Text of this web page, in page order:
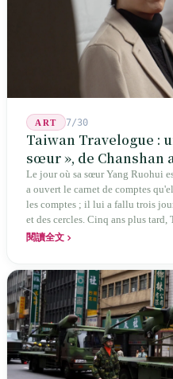
ART 7/30
Taiwan Travelogue :
sœur », de Chanshan
Le jour où sa sœur Yang Ruohui
a ouvert le carnet de comptes
les comptes ; il lui a fallu trois
et des cercles. Cinq ans plus
Chanshan, portait la mention «
traduit un livre inexistant sous le
閱讀全文